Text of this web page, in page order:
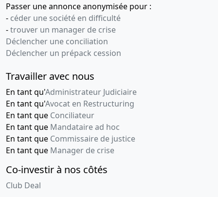
Passer une annonce anonymisée pour :
- céder une société en difficulté
-trouver un manager de crise
Déclencher une conciliation
Déclencher un prépack cession
Travailler avec nous
En tant qu'Administrateur Judiciaire
En tant qu'Avocat en Restructuring
En tant que Conciliateur
En tant que Mandataire ad hoc
En tant que Commissaire de justice
En tant que Manager de crise
Co-investir à nos côtés
Club Deal